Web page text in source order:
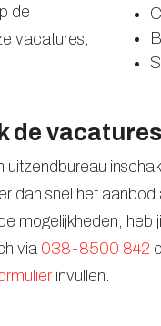
de
vacatures,
de
uitzendbureau
dan snel het
mogelijkheden, heb
via038-8500 842
invullen.